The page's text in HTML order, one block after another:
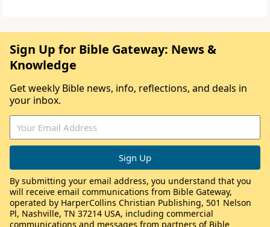
Sign Up for Bible Gateway: News &
Knowledge
Get weekly Bible news, info, reflections, and deals in
your inbox.
By submitting your email address, you understand that you
will receive email communications from Bible Gateway,
operated by HarperCollins Christian Publishing, 501 Nelson
Pl, Nashville, TN 37214 USA, including commercial
communications and messages from partners of Bible